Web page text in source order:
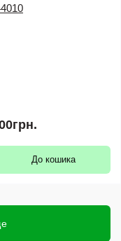
До кошика